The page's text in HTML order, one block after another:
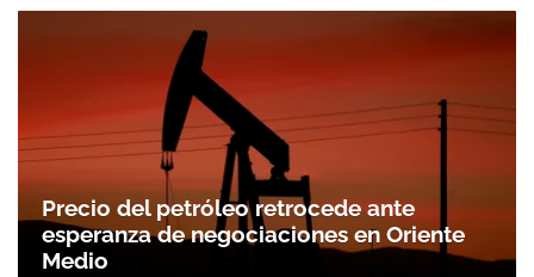
Precio del petróleo retrocede ante
esperanza de negociaciones en Oriente
Medio